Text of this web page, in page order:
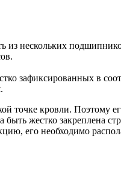
из нескольких
зафиксированных в
точке кровли. Поэтому
жестко закреплена
его необходимо